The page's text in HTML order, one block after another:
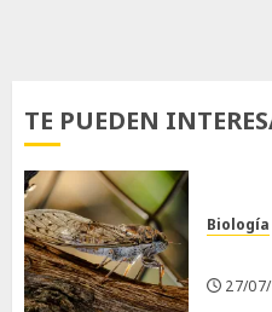
TE PUEDEN
Biología
27/